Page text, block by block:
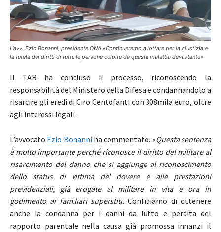
L’avv. Ezio Bonanni, presidente ONA «Continueremo a lottare per la giustizia e
la tutela dei diritti di tutte le persone colpite da questa malattia devastante»
Il TAR ha concluso il processo, riconoscendo la
responsabilità del Ministero della Difesa e condannandolo a
risarcire gli eredi di Ciro Centofanti con 308mila euro, oltre
agli interessi legali.
L’avvocato Ezio Bonanni ha commentato. «Questa sentenza
è molto importante perché riconosce il diritto del militare al
risarcimento del danno che si aggiunge al riconoscimento
dello status di vittima del dovere e alle prestazioni
previdenziali, già erogate al militare in vita e ora in
godimento ai familiari superstiti. Confidiamo di ottenere
anche la condanna per i danni da lutto e perdita del
rapporto parentale nella causa già promossa innanzi il